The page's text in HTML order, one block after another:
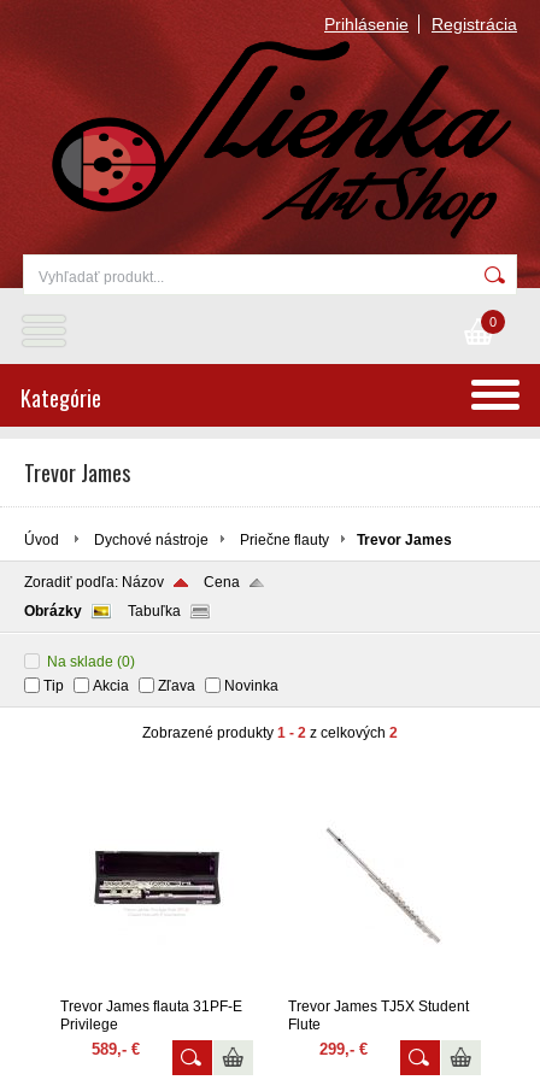
Prihlásenie Registrácia
0
Kategórie
Trevor James
Úvod Dychové nástroje Priečne flauty Trevor James
Zoradiť podľa: Názov
Cena
Obrázky
Tabuľka
Na sklade (0)
Tip
Akcia Zľava Novinka
Zobrazené produkty 1 - 2 z celkových 2
Trevor James flauta 31PF-E
Privilege
589,- €
Trevor James TJ5X Student
Flute
299,- €